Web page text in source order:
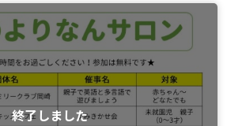
終了しました